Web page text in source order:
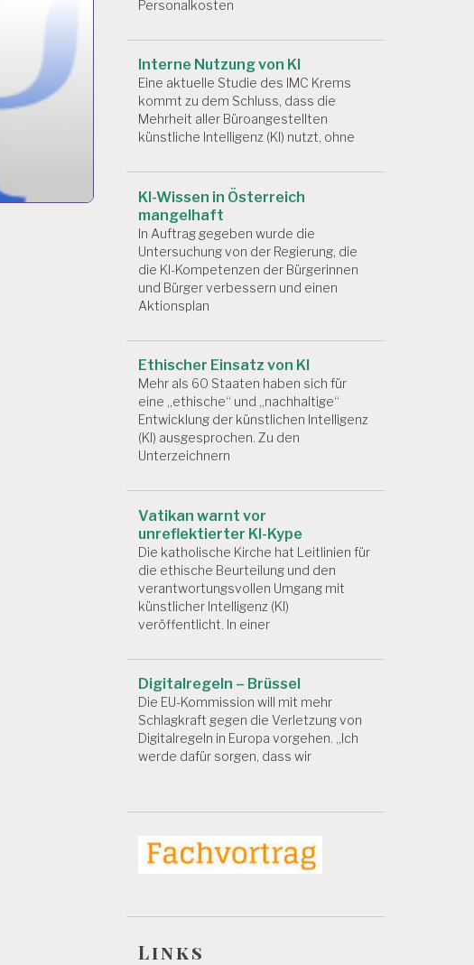
Personalkosten
Interne Nutzung von KI
Eine aktuelle Studie des IMC Krems
kommt zu dem Schluss, dass die
Mehrheit aller Büroangestellten
künstliche Intelligenz (KI) nutzt, ohne
KI-Wissen in Österreich
mangelhaft
In Auftrag gegeben wurde die
Untersuchung von der Regierung, die
die KI-Kompetenzen der Bürgerinnen
und Bürger verbessern und einen
Aktionsplan
Ethischer Einsatz von KI
Mehr als 60 Staaten haben sich für
eine „ethische“ und „nachhaltige“
Entwicklung der künstlichen Intelligenz
(KI) ausgesprochen. Zu den
Unterzeichnern
Vatikan warnt vor
unreflektierter KI-Kype
Die katholische Kirche hat Leitlinien für
die ethische Beurteilung und den
verantwortungsvollen Umgang mit
künstlicher Intelligenz (KI)
veröffentlicht. In einer
Digitalregeln – Brüssel
Die EU-Kommission will mit mehr
Schlagkraft gegen die Verletzung von
Digitalregeln in Europa vorgehen. „Ich
werde dafür sorgen, dass wir
Links